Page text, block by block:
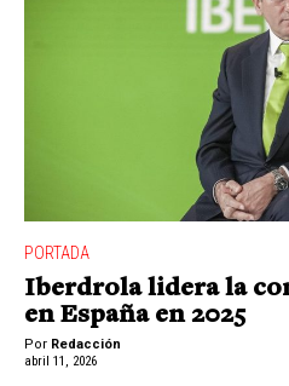
PORTADA
Iberdrola lidera la
en España en 2025
Por Redacción
abril 11, 2026